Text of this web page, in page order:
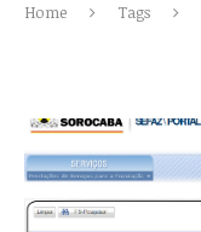
Home Tags